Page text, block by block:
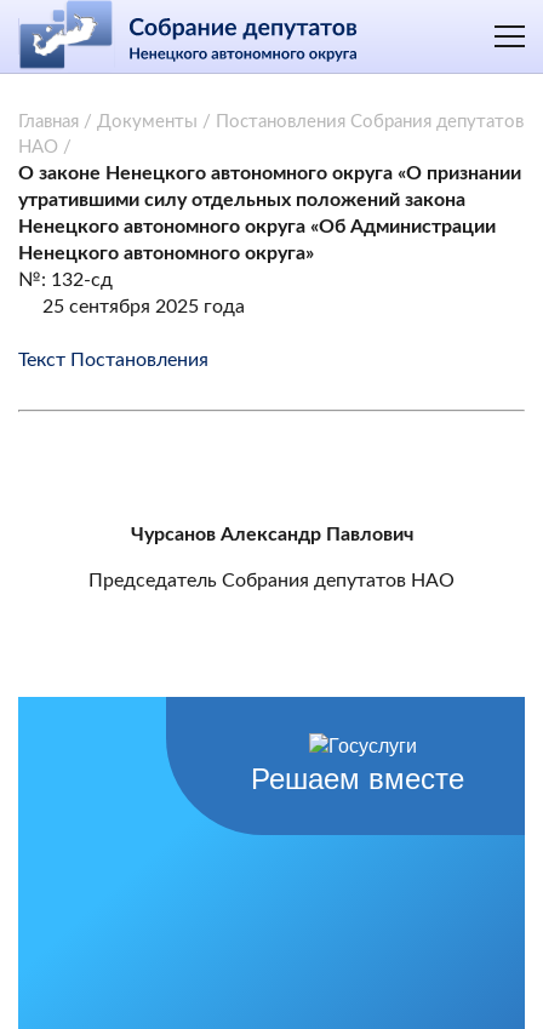
Главная / Документы /
Постановления Собрания депутатов
НАО /
О законе Ненецкого автономного округа «О признании
утратившими силу отдельных положений закона
Ненецкого автономного округа «Об Администрации
Ненецкого автономного округа»
№: 132-сд
25 сентября 2025 года
Текст Постановления
Чурсанов Александр Павлович
Председатель Собрания депутатов НАО
Решаем вместе